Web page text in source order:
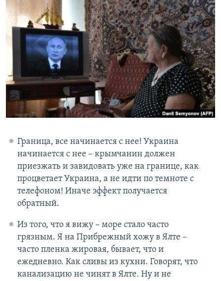
Граница, все начинается с нее! Украина
начинается с нее – крымчанин должен
приезжать и завидовать уже на границе, как
процветает Украина, а не идти по темноте с
телефоном! Иначе эффект получается
обратный.
Из того, что я вижу – море стало часто
грязным. Я на Прибрежный хожу в Ялте –
часто пленка жировая, бывает, что и
ежедневно. Как сливы из кухни. Говорят, что
канализацию не чинят в Ялте. Ну и не